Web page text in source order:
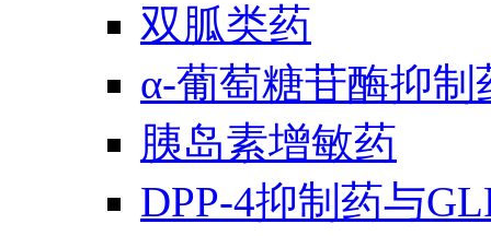
双胍类药
α-葡萄糖苷酶抑制
胰岛素增敏药
DPP-4抑制药与